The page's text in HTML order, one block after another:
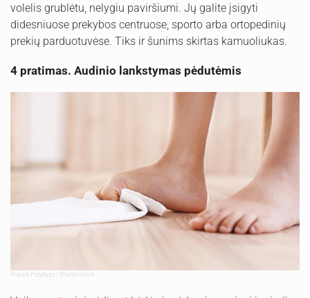
volelis grublėtu, nelygiu paviršiumi. Jų galite įsigyti
didesniuose prekybos centruose, sporto arba ortopedinių
prekių parduotuvėse. Tiks ir šunims skirtas kamuoliukas.
4 pratimas. Audinio lankstymas pėdutėmis
Robert Przybysz | Shutterstock